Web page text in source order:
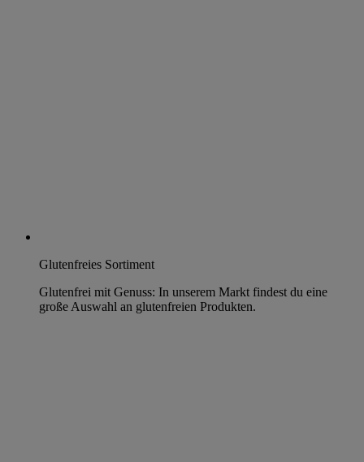
Glutenfreies Sortiment
Glutenfrei mit Genuss: In unserem Markt findest du eine
große Auswahl an glutenfreien Produkten.